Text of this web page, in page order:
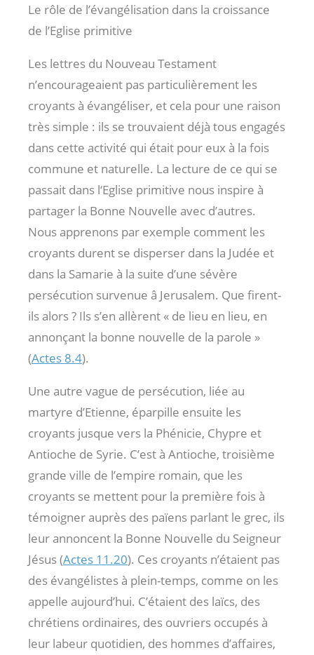
Le rôle de l’évangélisation dans la croissance
de l’Eglise primitive
Les lettres du Nouveau Testament
n’encourageaient pas particulièrement les
croyants à évangéliser, et cela pour une raison
très simple : ils se trouvaient déjà tous engagés
dans cette activité qui était pour eux à la fois
commune et naturelle. La lecture de ce qui se
passait dans l‘Eglise primitive nous inspire à
partager la Bonne Nouvelle avec d’autres.
Nous apprenons par exemple comment les
croyants durent se disperser dans la Judée et
dans la Samarie à la suite d’une sévère
persécution survenue â Jerusalem. Que firent-
ils alors ? Ils s’en allèrent « de lieu en lieu, en
annonçant la bonne nouvelle de la parole »
(Actes 8.4).
Une autre vague de persécution, liée au
martyre d’Etienne, éparpille ensuite les
croyants jusque vers la Phénicie, Chypre et
Antioche de Syrie. C’est à Antioche, troisième
grande ville de l’empire romain, que les
croyants se mettent pour la première fois à
témoigner auprès des païens parlant le grec, ils
leur annoncent la Bonne Nouvelle du Seigneur
Jésus (Actes 11.20). Ces croyants n’étaient pas
des évangélistes à plein-temps, comme on les
appelle aujourd’hui. C’étaient des laïcs, des
chrétiens ordinaires, des ouvriers occupés à
leur labeur quotidien, des hommes d’affaires,